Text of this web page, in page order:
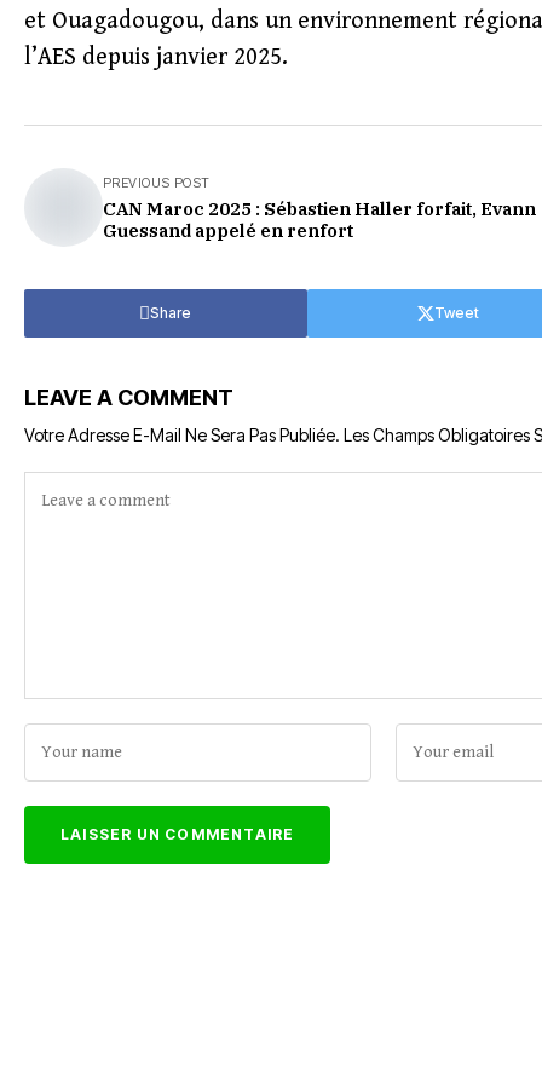
et Ouagadougou, dans un environnement
l’AES depuis janvier 2025.
PREVIOUS POST
CAN Maroc 2025 : Sébastien Haller forfait, Evann
Guessand appelé en renfort
Share Tweet
LEAVE A COMMENT
Votre Adresse E-Mail Ne Sera Pas Publiée. Les Champs Obligatoires